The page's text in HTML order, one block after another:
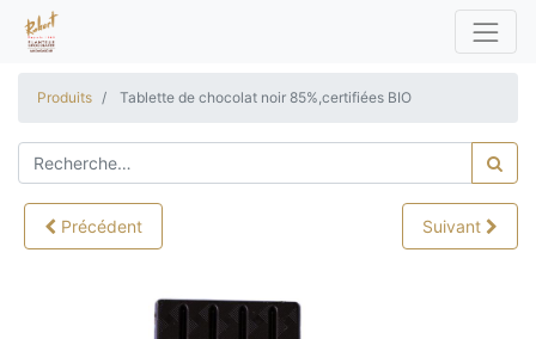
Produits Tablette de chocolat noir 85%,certifiées BIO
Précédent Suivant